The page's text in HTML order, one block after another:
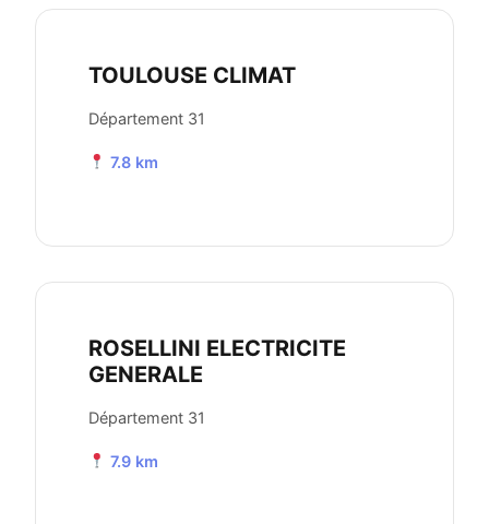
TOULOUSE CLIMAT
Département 31
7.8 km
ROSELLINI ELECTRICITE
GENERALE
Département 31
7.9 km